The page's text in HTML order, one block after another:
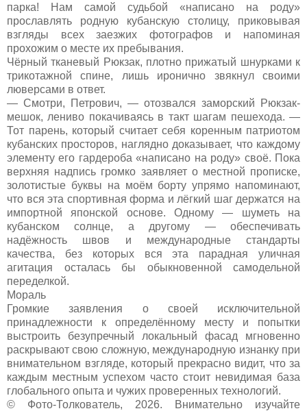
парка! Нам самой судьбой «написано на роду»
прославлять родную кубанскую столицу, приковывая
взгляды всех заезжих фотографов и напоминая
прохожим о месте их пребывания.
Чёрный тканевый Рюкзак, плотно прижатый шнурками к
трикотажной спине, лишь иронично звякнул своими
люверсами в ответ.
— Смотри, Петрович, — отозвался заморский Рюкзак-
мешок, лениво покачиваясь в такт шагам пешехода. —
Тот парень, который считает себя коренным патриотом
кубанских просторов, наглядно доказывает, что каждому
элементу его гардероба «написано на роду» своё. Пока
верхняя надпись громко заявляет о местной прописке,
золотистые буквы на моём борту упрямо напоминают,
что вся эта спортивная форма и лёгкий шаг держатся на
импортной японской основе. Одному — шуметь на
кубанском солнце, а другому — обеспечивать
надёжность швов и международные стандарты
качества, без которых вся эта парадная уличная
агитация осталась бы обыкновенной самодельной
переделкой.
Мораль
Громкие заявления о своей исключительной
принадлежности к определённому месту и попытки
выстроить безупречный локальный фасад мгновенно
раскрывают свою сложную, международную изнанку при
внимательном взгляде, который прекрасно видит, что за
каждым местным успехом часто стоит невидимая база
глобального опыта и чужих проверенных технологий.
© Фото-Толкователь, 2026. Внимательно изучайте